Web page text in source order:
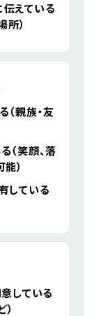
えている
所）
親族・友
（笑顔、落
）
している
している